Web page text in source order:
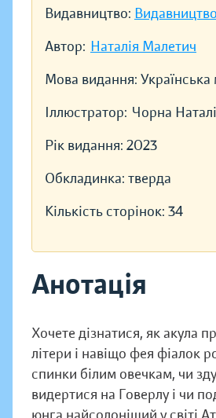
Видавництво:
Автор: Наталія Малетич
Мова видання: Українська
Іллюстратор: Чорна
Рік видання: 2023
Обкладинка: тверда
Кількість сторінок: 34
Анотація
Хочете дізнатися, як акула
літери і навіщо фея фіалок
спинки білим овечкам, чи
видертися на Говерлу і чи